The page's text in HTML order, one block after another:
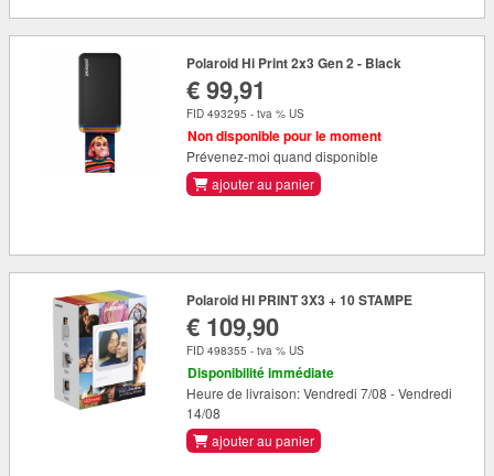
Polaroid Hi Print 2x3 Gen 2 - Black
€ 99,91
FID 493295 - tva % US
Non disponible pour le moment
Prévenez-moi quand disponible
ajouter au panier
Polaroid HI PRINT 3X3 + 10 STAMPE
€ 109,90
FID 498355 - tva % US
Disponibilité immédiate
Heure de livraison: Vendredi 7/08 - Vendredi
14/08
ajouter au panier